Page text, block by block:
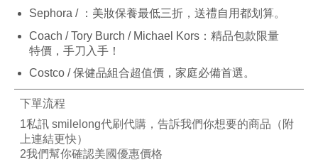
Sephora / ：美妝保養最低三折，送禮自用都划算。
Coach / Tory Burch / Michael Kors：精品包款限量
特價，手刀入手！
Costco /保健品組合超值價，家庭必備首選。
下單流程
1️私訊 smilelong代刷代購，告訴我們你想要的商品（附
上連結更快）
2️我們幫你確認美國優惠價格